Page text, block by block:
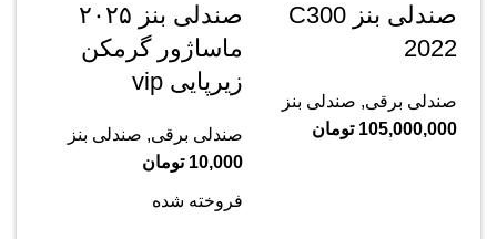
صندلی بنز C300
2022
صندلی برقی, صندلی بنز
105,000,000 تومان
صندلی بنز ۲۰۲۵
ماساژور گرمکن
زیرپایی vip
صندلی برقی, صندلی بنز
10,000 تومان
فروخته شده